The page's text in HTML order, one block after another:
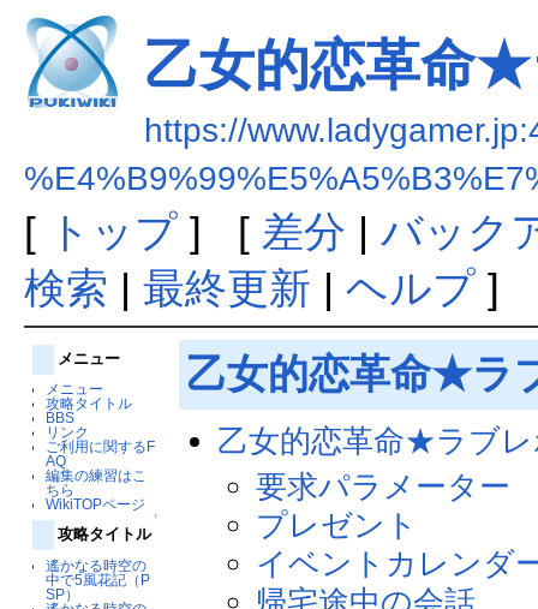
乙女的恋革命
https://
[ トップ] [ 差分 | バック
検索 | 最終更新 | ヘルプ]
メニュー
メニュー
攻略タイトル
BBS
リンク
ご利用に関するF
AQ
編集の練習はこ
ちら
WikiTOPページ
↑
攻略タイトル
遙かなる時空の
中で5風花記（P
SP）
乙女的恋革命★ラ
乙女的恋革命★ラブ
要求パラメーター
プレゼント
イベントカレンダ